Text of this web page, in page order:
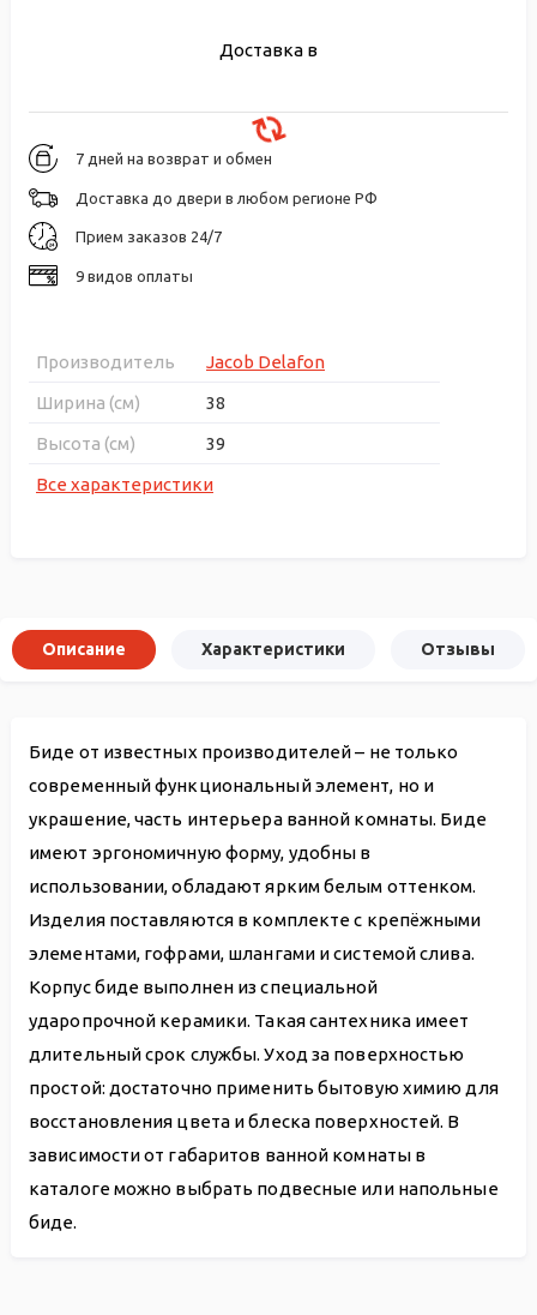
Доставка в
7 дней на возврат и обмен
Доставка до двери в любом регионе РФ
Прием заказов 24/7
9 видов оплаты
Производитель
Jacob Delafon
Ширина (см)
38
Высота (см)
39
Все характеристики
Описание Характеристики Отзывы
Биде от известных производителей – не только
современный функциональный элемент, но и
украшение, часть интерьера ванной комнаты. Биде
имеют эргономичную форму, удобны в
использовании, обладают ярким белым оттенком.
Изделия поставляются в комплекте с крепёжными
элементами, гофрами, шлангами и системой слива.
Корпус биде выполнен из специальной
ударопрочной керамики. Такая сантехника имеет
длительный срок службы. Уход за поверхностью
простой: достаточно применить бытовую химию для
восстановления цвета и блеска поверхностей. В
зависимости от габаритов ванной комнаты в
каталоге можно выбрать подвесные или напольные
биде.